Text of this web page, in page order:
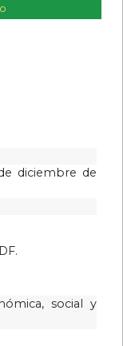
diciembre de
social y